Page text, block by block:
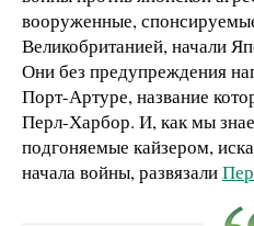
вооруженные,
Великобританией, начали
Они без предупреждения
Порт-Артуре, название
Перл-Харбор. И, как мы
подгоняемые кайзером,
начала войны, развязали